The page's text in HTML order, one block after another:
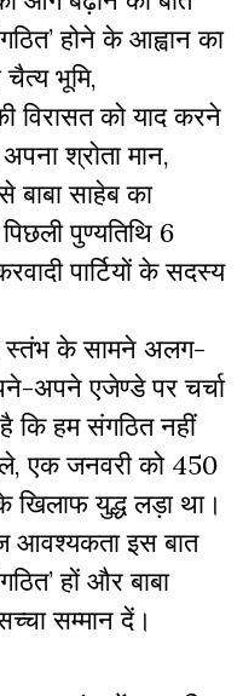
होने के आह्वान का
चैत्य भूमि,
विरासत को याद करने
श्रोता मान,
साहेब का
पुण्यतिथि 6
पार्टियों के सदस्य
स्तंभ के सामने अलग-
अपने एजेण्डे पर चर्चा
कि हम संगठित नहीं
एक जनवरी को 450
युद्ध लड़ा था।
आवश्यकता इस बात
हों और बाबा
सम्मान दें।